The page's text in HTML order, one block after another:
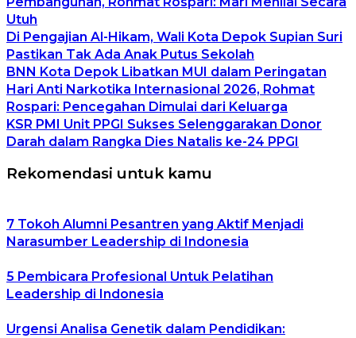
Utuh
Di Pengajian Al-Hikam, Wali Kota Depok Supian Suri
Pastikan Tak Ada Anak Putus Sekolah
BNN Kota Depok Libatkan MUI dalam Peringatan
Hari Anti Narkotika Internasional 2026, Rohmat
Rospari: Pencegahan Dimulai dari Keluarga
KSR PMI Unit PPGI Sukses Selenggarakan Donor
Darah dalam Rangka Dies Natalis ke-24 PPGI
Rekomendasi untuk kamu
7 Tokoh Alumni Pesantren yang Aktif Menjadi
Narasumber Leadership di Indonesia
5 Pembicara Profesional Untuk Pelatihan
Leadership di Indonesia
Urgensi Analisa Genetik dalam Pendidikan: